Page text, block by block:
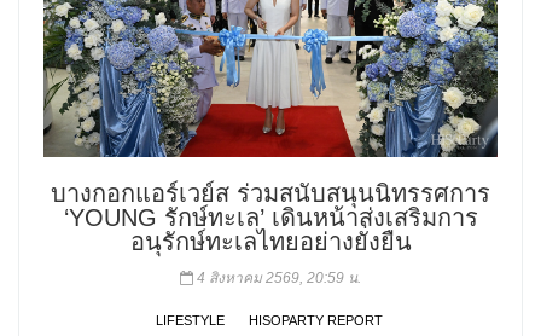
บางกอกแอร์เวย์ส ร่วมสนับสนุนนิทรรศการ
‘YOUNG รักษ์ทะเล’ เดินหน้าส่งเสริมการ
อนุรักษ์ทะเลไทยอย่างยั่งยืน
4 สิงหาคม 2569, 20:59 น.
LIFESTYLE HISOPARTY REPORT